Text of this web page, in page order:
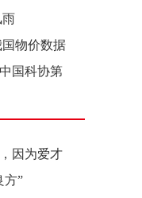
雨
物价数据
国科协第
因为爱才
方”